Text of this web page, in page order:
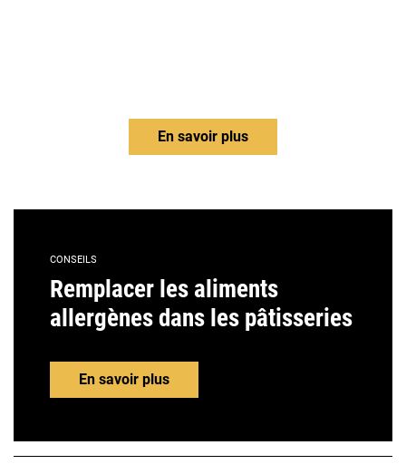
En savoir plus
CONSEILS
Remplacer les aliments
allergènes dans les pâtisseries
En savoir plus